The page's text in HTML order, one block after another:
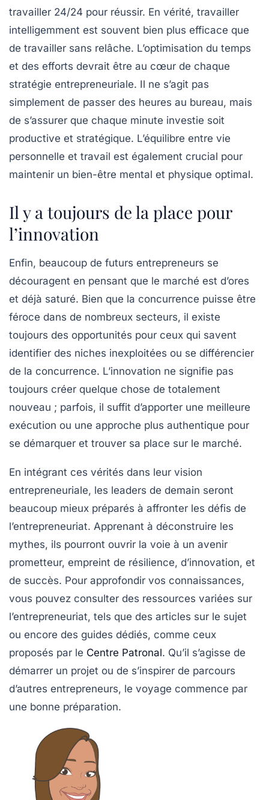
travailler 24/24 pour réussir. En vérité, travailler
intelligemment est souvent bien plus efficace que
de travailler sans relâche. L’optimisation du temps
et des efforts devrait être au cœur de chaque
stratégie entrepreneuriale. Il ne s’agit pas
simplement de passer des heures au bureau, mais
de s’assurer que chaque minute investie soit
productive et stratégique. L’équilibre entre vie
personnelle et travail est également crucial pour
maintenir un bien-être mental et physique optimal.
Il y a toujours de la place pour
l’innovation
Enfin, beaucoup de futurs entrepreneurs se
découragent en pensant que le marché est d’ores
et déjà saturé. Bien que la concurrence puisse être
féroce dans de nombreux secteurs, il existe
toujours des opportunités pour ceux qui savent
identifier des niches inexploitées ou se différencier
de la concurrence. L’innovation ne signifie pas
toujours créer quelque chose de totalement
nouveau ; parfois, il suffit d’apporter une meilleure
exécution ou une approche plus authentique pour
se démarquer et trouver sa place sur le marché.
En intégrant ces vérités dans leur vision
entrepreneuriale, les leaders de demain seront
beaucoup mieux préparés à affronter les défis de
l’entrepreneuriat. Apprenant à déconstruire les
mythes, ils pourront ouvrir la voie à un avenir
prometteur, empreint de résilience, d’innovation, et
de succès. Pour approfondir vos connaissances,
vous pouvez consulter des ressources variées sur
l’entrepreneuriat, tels que des articles sur le sujet
ou encore des guides dédiés, comme ceux
proposés par le Centre Patronal. Qu’il s’agisse de
démarrer un projet ou de s’inspirer de parcours
d’autres entrepreneurs, le voyage commence par
une bonne préparation.